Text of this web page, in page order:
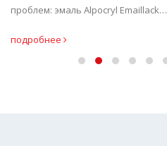
проблем: эмаль Alpocryl Emaillack…
подробнее